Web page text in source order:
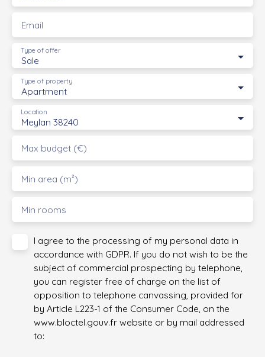
Email
Sale
Type of offer
Apartment
Type of property
Meylan 38240
Location
Max budget (€)
Min area (m²)
Min rooms
I agree to the processing of my personal data in
accordance with GDPR. If you do not wish to be the
subject of commercial prospecting by telephone,
you can register free of charge on the list of
opposition to telephone canvassing, provided for
by Article L223-1 of the Consumer Code, on the
www.bloctel.gouv.fr website or by mail addressed
to: